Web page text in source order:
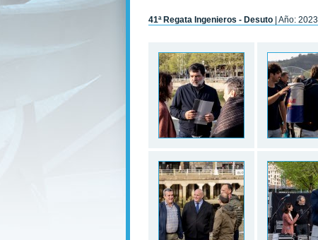
41ª Regata Ingenieros - Desuto | Año: 2023